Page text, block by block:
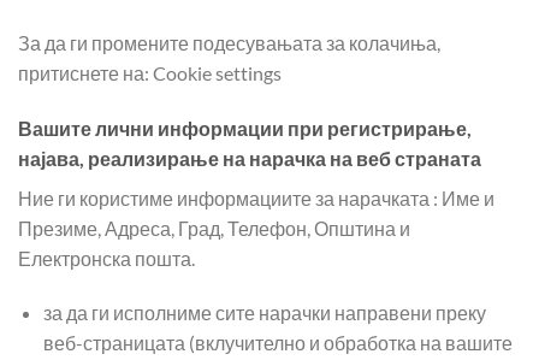
За да ги промените подесувањата за колачиња,
притиснете на: Cookie settings
Вашите лични информации при регистрирање,
најава, реализирање на нарачка на веб страната
Ние ги користиме информациите за нарачката : Име и
Презиме, Адреса, Град, Телефон, Општина и
Електронска пошта.
за да ги исполниме сите нарачки направени преку
веб-страницата (вклучително и обработка на вашите